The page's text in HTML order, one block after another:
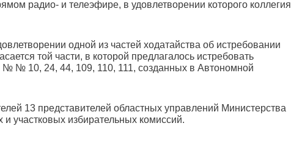
радио- и телеэфире, в удовлетворении которого коллегия
одной из частей ходатайства об истребовании
той части, в которой предлагалось истребовать
№ 10, 24, 44, 109, 110, 111, созданных в Автономной
13 представителей областных управлений Министерства
участковых избирательных комиссий.